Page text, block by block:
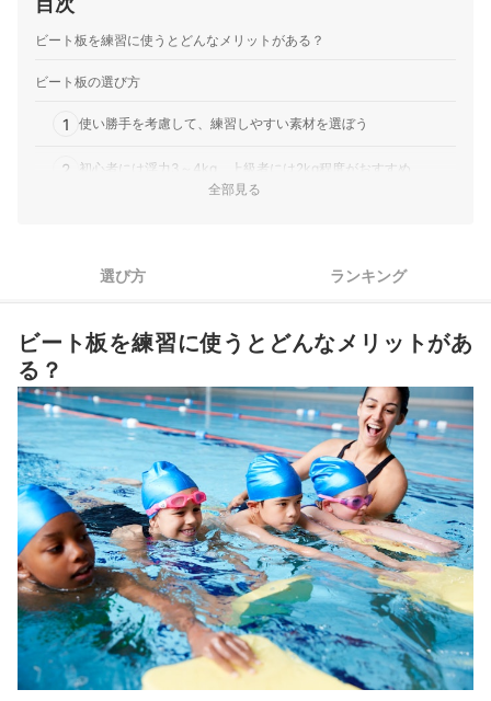
ビート板を練習に使うとどんなメリットがある？
ビート板の選び方
1 使い勝手を考慮して、練習しやすい素材を選ぼう
2 初心者には浮力3～4kg、上級者には2kg程度がおすすめ
本格的にトレーニングしたいなら、プルブイとしても使える商
品を選択
ビート板全29商品おすすめ人気ランキング
ビート板の基本的な持ち方や使い方は？
スイミングを始める子どもに、ほかのアイテムも用意しよう
ビート板の売れ筋ランキングもチェック！
全部見る
選び方 ランキング
ビート板を練習に使うとどんなメリットがあ
る？